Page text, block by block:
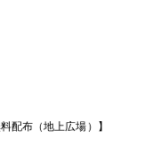
配布（地上広場）】